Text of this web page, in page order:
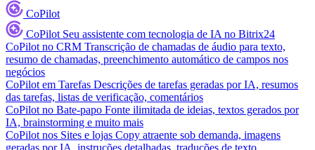
CoPilot
CoPilot Seu assistente com tecnologia de IA no Bitrix24
CoPilot no CRM Transcrição de chamadas de áudio para texto,
resumo de chamadas, preenchimento automático de campos nos
negócios
CoPilot em Tarefas Descrições de tarefas geradas por IA, resumos
das tarefas, listas de verificação, comentários
CoPilot no Bate-papo Fonte ilimitada de ideias, textos gerados por
IA, brainstorming e muito mais
CoPilot nos Sites e lojas Copy atraente sob demanda, imagens
geradas por IA, instruções detalhadas, traduções de texto